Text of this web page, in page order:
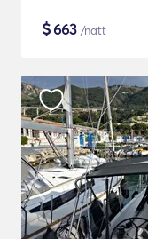
$663 /natt